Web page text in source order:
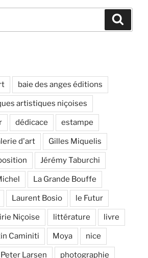
baie des anges éditions
artistiques niçoises
dédicace estampe
d'art Gilles Miquelis
Jérémy Taburchi
La Grande Bouffe
Laurent Bosio le Futur
Niçoise littérature livre
Caminiti Moya nice
Peter Larsen photographie